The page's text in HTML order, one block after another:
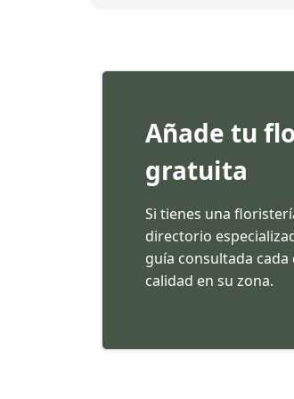
Añade tu
gratuita
Si tienes una
directorio
guía consultada
calidad en su zona.